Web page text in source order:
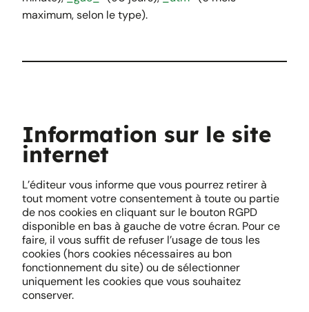
maximum, selon le type).
Information sur le site
internet
L’éditeur vous informe que vous pourrez retirer à
tout moment votre consentement à toute ou partie
de nos cookies en cliquant sur le bouton RGPD
disponible en bas à gauche de votre écran. Pour ce
faire, il vous suffit de refuser l’usage de tous les
cookies (hors cookies nécessaires au bon
fonctionnement du site) ou de sélectionner
uniquement les cookies que vous souhaitez
conserver.